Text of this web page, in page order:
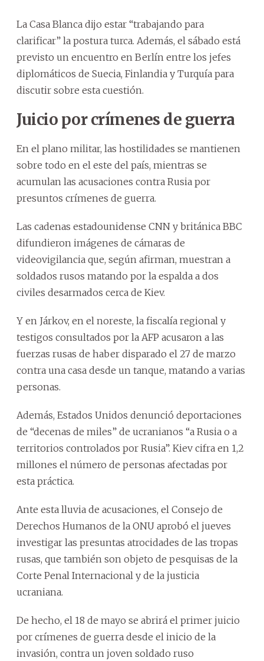
La Casa Blanca dijo estar “trabajando para
clarificar” la postura turca. Además, el sábado está
previsto un encuentro en Berlín entre los jefes
diplomáticos de Suecia, Finlandia y Turquía para
discutir sobre esta cuestión.
Juicio por crímenes de guerra
En el plano militar, las hostilidades se mantienen
sobre todo en el este del país, mientras se
acumulan las acusaciones contra Rusia por
presuntos crímenes de guerra.
Las cadenas estadounidense CNN y británica BBC
difundieron imágenes de cámaras de
videovigilancia que, según afirman, muestran a
soldados rusos matando por la espalda a dos
civiles desarmados cerca de Kiev.
Y en Járkov, en el noreste, la fiscalía regional y
testigos consultados por la AFP acusaron a las
fuerzas rusas de haber disparado el 27 de marzo
contra una casa desde un tanque, matando a varias
personas.
Además, Estados Unidos denunció deportaciones
de “decenas de miles” de ucranianos “a Rusia o a
territorios controlados por Rusia”. Kiev cifra en 1,2
millones el número de personas afectadas por
esta práctica.
Ante esta lluvia de acusaciones, el Consejo de
Derechos Humanos de la ONU aprobó el jueves
investigar las presuntas atrocidades de las tropas
rusas, que también son objeto de pesquisas de la
Corte Penal Internacional y de la justicia
ucraniana.
De hecho, el 18 de mayo se abrirá el primer juicio
por crímenes de guerra desde el inicio de la
invasión, contra un joven soldado ruso